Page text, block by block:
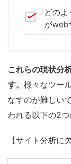
どのよ
がweb
これらの現状分
す。 様々なツー
なすのが難しい
われる以下の2つ
【サイト分析に